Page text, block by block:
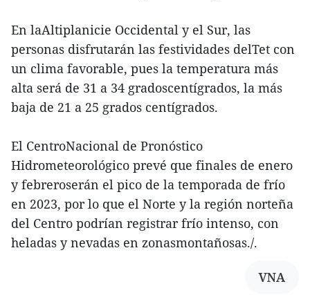
En laAltiplanicie Occidental y el Sur, las
personas disfrutarán las festividades delTet con
un clima favorable, pues la temperatura más
alta será de 31 a 34 gradoscentígrados, la más
baja de 21 a 25 grados centígrados.
El CentroNacional de Pronóstico
Hidrometeorológico prevé que finales de enero
y febreroserán el pico de la temporada de frío
en 2023, por lo que el Norte y la región norteña
del Centro podrían registrar frío intenso, con
heladas y nevadas en zonasmontañosas./.
VNA